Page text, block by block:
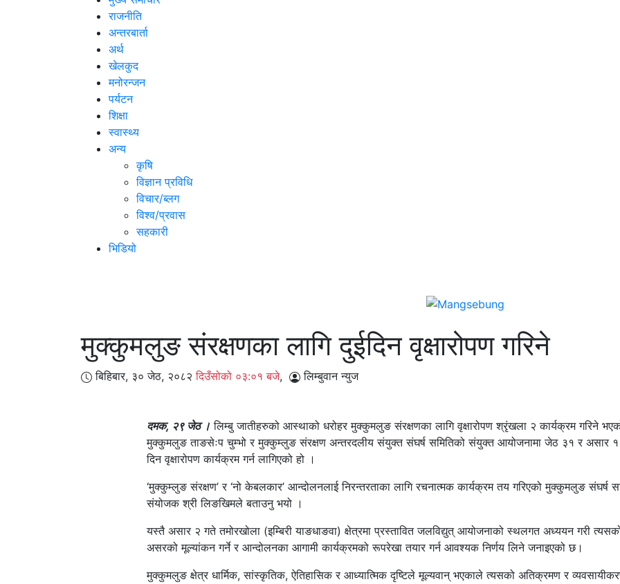
राजनीति
अन्तरबार्ता
अर्थ
खेलकुद
मनोरन्जन
पर्यटन
शिक्षा
स्वास्थ्य
अन्य
कृषि
विज्ञान प्रविधि
विचार/ब्लग
विश्व/प्रवास
सहकारी
भिडियो
मुक्कुमलुङ संरक्षणका लागि दुईदिन वृक्षारोपण गरिने
बिहिबार, ३० जेठ, २०८२दिउँसोको ०३:०१ बजे, लिम्बुवान न्युज
दमक, २९ जेठ । लिम्बु जातीहरुको आस्थाको धरोहर मुक्कुमलुङ संरक्षणका लागि वृक्षारोपण श्रृंखला २ कार्यक्रम गरिने
मुक्कुमलुङ ताङसेःप चुम्भो र मुक्कुम्लुङ संरक्षण अन्तरदलीय संयुक्त संघर्ष समितिको संयुक्त आयोजनामा जेठ ३१ र असार
दिन वृक्षारोपण कार्यक्रम गर्न लागिएको हो ।
‘मुक्कुम्लुङ संरक्षण’ र ‘नो केबलकार’ आन्दोलनलाई निरन्तरताका लागि रचनात्मक कार्यक्रम तय गरिएको मुक्कुमलुङ संघर्ष
संयोजक श्री लिङखिमले बताउनु भयो ।
यस्तै असार २ गते तमोरखोला (इम्बिरी याङधाङवा) क्षेत्रमा प्रस्तावित जलविद्युत् आयोजनाको स्थलगत अध्ययन गरी
असरको मूल्यांकन गर्ने र आन्दोलनका आगामी कार्यक्रमको रूपरेखा तयार गर्न आवश्यक निर्णय लिने जनाइएको छ।
मुक्कुमलुङ क्षेत्र धार्मिक, सांस्कृतिक, ऐतिहासिक र आध्यात्मिक दृष्टिले मूल्यवान् भएकाले त्यसको अतिक्रमण र